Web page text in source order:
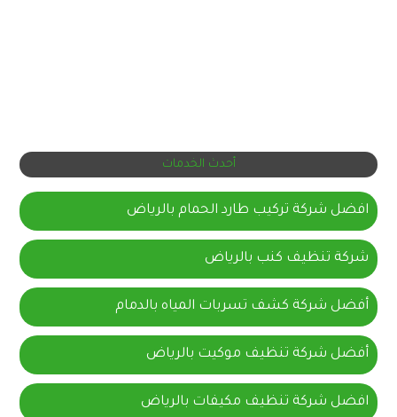
أحدث الخدمات
افضل شركة تركيب طارد الحمام بالرياض
شركة تنظيف كنب بالرياض
أفضل شركة كشف تسربات المياه بالدمام
أفضل شركة تنظيف موكيت بالرياض
افضل شركة تنظيف مكيفات بالرياض